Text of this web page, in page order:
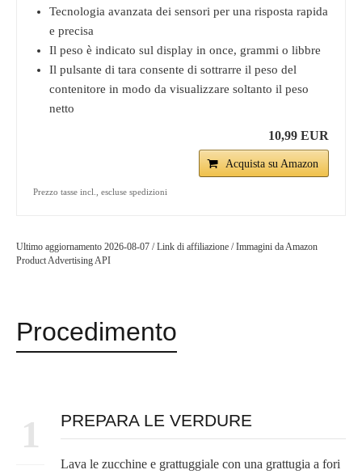
Tecnologia avanzata dei sensori per una risposta rapida
e precisa
Il peso è indicato sul display in once, grammi o libbre
Il pulsante di tara consente di sottrarre il peso del
contenitore in modo da visualizzare soltanto il peso
netto
10,99 EUR
Acquista su Amazon
Prezzo tasse incl., escluse spedizioni
Ultimo aggiornamento 2026-08-07 / Link di affiliazione / Immagini da Amazon
Product Advertising API
Procedimento
1 PREPARA LE VERDURE
Lava le zucchine e grattuggiale con una grattugia a fori